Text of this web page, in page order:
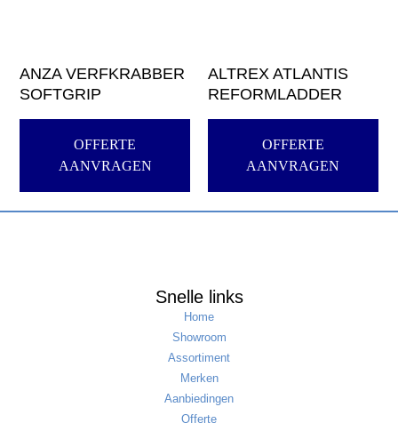
ANZA VERFKRABBER
SOFTGRIP
OFFERTE
AANVRAGEN
ALTREX ATLANTIS
REFORMLADDER
OFFERTE
AANVRAGEN
Snelle links
Home
Showroom
Assortiment
Merken
Aanbiedingen
Offerte